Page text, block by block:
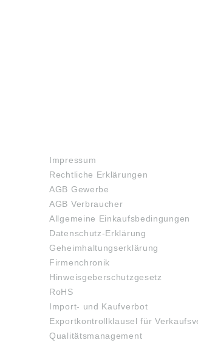
Impressum
Rechtliche Erklärungen
AGB Gewerbe
AGB Verbraucher
Allgemeine Einkaufsbedingungen
Datenschutz-Erklärung
Geheimhaltungserklärung
Firmenchronik
Hinweisgeberschutzgesetz
RoHS
Import- und Kaufverbot
Exportkontrollklausel für
Qualitätsmanagement